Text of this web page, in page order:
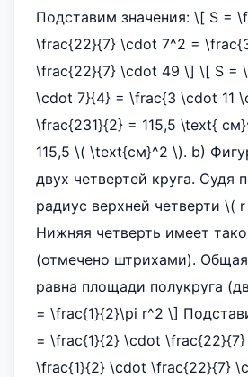
Подставим значения: \[ S =
\frac{22}{7} \cdot 7^2 =
\frac{22}{7} \cdot 49 \] \[ S =
\cdot 7}{4} = \frac{3 \cdot 11
\frac{231}{2} = 115,5 \text{
115,5 \( \text{см}^2 \). b)
двух четвертей круга. Судя
радиус верхней четверти \(
Нижняя четверть имеет
(отмечено штрихами).
равна площади полукруга
= \frac{1}{2}\pi r^2 \]
= \frac{1}{2} \cdot
\frac{1}{2} \cdot \frac{22}{7}